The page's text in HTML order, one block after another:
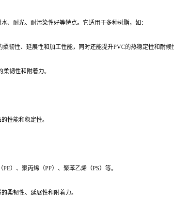
、耐光、耐污染性好等特点。它适用于多种树脂，如：
韧性、延展性和加工性能，同时还能提升PVC的热稳定性和耐候
韧性和附着力。
性能和稳定性。
）、聚丙烯（PP）、聚苯乙烯（PS）等。
柔韧性、延展性和附着力。